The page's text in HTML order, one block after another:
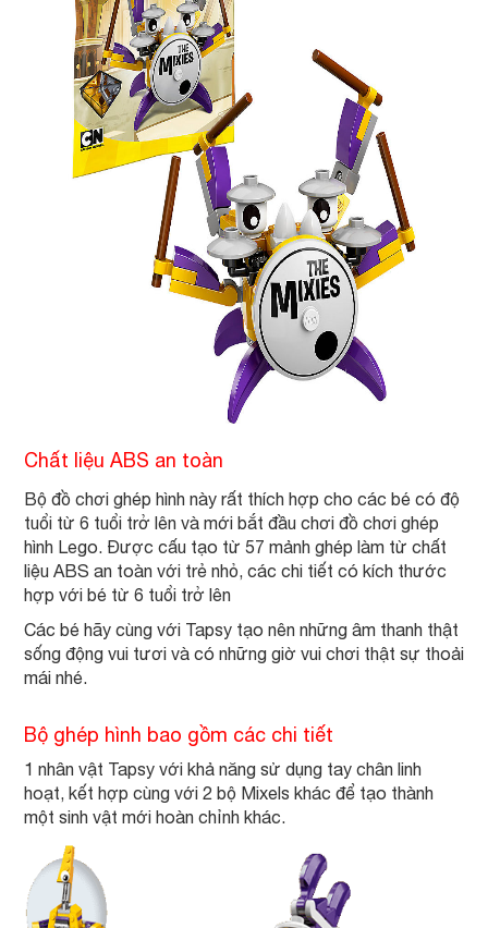
Chất liệu ABS an toàn
Bộ đồ chơi ghép hình này rất thích hợp cho các bé có độ
tuổi từ 6 tuổi trở lên và mới bắt đầu chơi đồ chơi ghép
hình Lego. Được cấu tạo từ 57 mảnh ghép làm từ chất
liệu ABS an toàn với trẻ nhỏ, các chi tiết có kích thước
hợp với bé từ 6 tuổi trở lên
Các bé hãy cùng với Tapsy tạo nên những âm thanh thật
sống động vui tươi và có những giờ vui chơi thật sự thoải
mái nhé.
Bộ ghép hình bao gồm các chi tiết
1 nhân vật Tapsy với khả năng sử dụng tay chân linh
hoạt, kết hợp cùng với 2 bộ Mixels khác để tạo thành
một sinh vật mới hoàn chỉnh khác.